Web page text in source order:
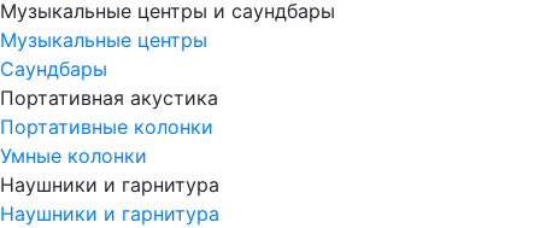
Музыкальные центры и саундбары
Музыкальные центры
Саундбары
Портативная акустика
Портативные колонки
Умные колонки
Наушники и гарнитура
Наушники и гарнитура